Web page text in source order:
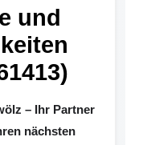
und
– Ihr Partner
nächsten